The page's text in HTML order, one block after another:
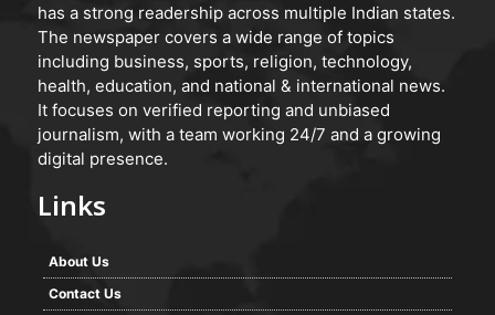
has a strong readership across multiple Indian states.
The newspaper covers a wide range of topics
including business, sports, religion, technology,
health, education, and national & international news.
It focuses on verified reporting and unbiased
journalism, with a team working 24/7 and a growing
digital presence.
Links
About Us
Contact Us